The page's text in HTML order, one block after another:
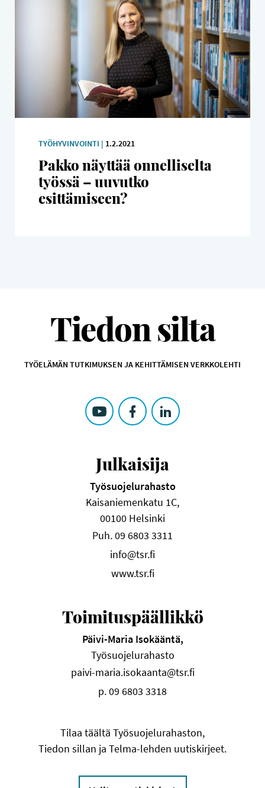
TYÖHYVINVOINTI | 1.2.2021
Pakko näyttää onnelliselta
työssä – uuvutko
esittämiseen?
Tiedon silta
TYÖELÄMÄN TUTKIMUKSEN JA KEHITTÄMISEN VERKKOLEHTI
SEURAA TIEDON SILTA KOHTEESSA: YOUTUBE
SEURAA TIEDON SILTA KOHTEESSA:
SEURAA TIEDON SILTA
Julkaisija
Työsuojelurahasto
Kaisaniemenkatu 1C,
00100 Helsinki
Puh. 09 6803 3311
info@tsr.fi
www.tsr.fi
Toimituspäällikkö
Päivi-Maria Isokääntä,
Työsuojelurahasto
paivi-maria.isokaanta@tsr.fi
p. 09 6803 3318
Tilaa täältä Työsuojelurahaston,
Tiedon sillan ja Telma-lehden uutiskirjeet.